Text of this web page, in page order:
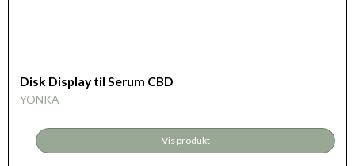
Disk Display til Serum CBD
YONKA
Vis produkt